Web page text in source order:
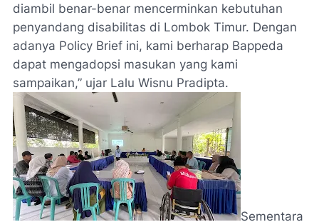
diambil benar-benar mencerminkan kebutuhan
penyandang disabilitas di Lombok Timur. Dengan
adanya Policy Brief ini, kami berharap Bappeda
dapat mengadopsi masukan yang kami
sampaikan,” ujar Lalu Wisnu Pradipta.
Sementara